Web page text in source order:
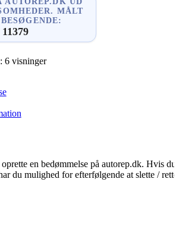
MÅLT
6 visninger
en bedømmelse på autorep.dk. Hvis du
du mulighed for efterfølgende at slette /